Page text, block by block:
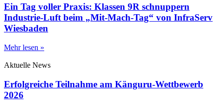
Ein Tag voller Praxis: Klassen 9R schnuppern
Industrie-Luft beim „Mit-Mach-Tag“ von InfraServ
Wiesbaden
Mehr lesen »
Aktuelle News
Erfolgreiche Teilnahme am Känguru-Wettbewerb
2026